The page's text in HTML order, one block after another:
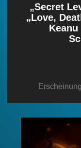
„Secret
„Love,
Keanu